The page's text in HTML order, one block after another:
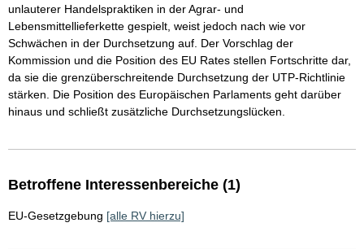
unlauterer Handelspraktiken in der Agrar- und
Lebensmittellieferkette gespielt, weist jedoch nach wie vor
Schwächen in der Durchsetzung auf. Der Vorschlag der
Kommission und die Position des EU Rates stellen Fortschritte dar,
da sie die grenzüberschreitende Durchsetzung der UTP-Richtlinie
stärken. Die Position des Europäischen Parlaments geht darüber
hinaus und schließt zusätzliche Durchsetzungslücken.
Betroffene Interessenbereiche (1)
EU-Gesetzgebung [alle RV hierzu]